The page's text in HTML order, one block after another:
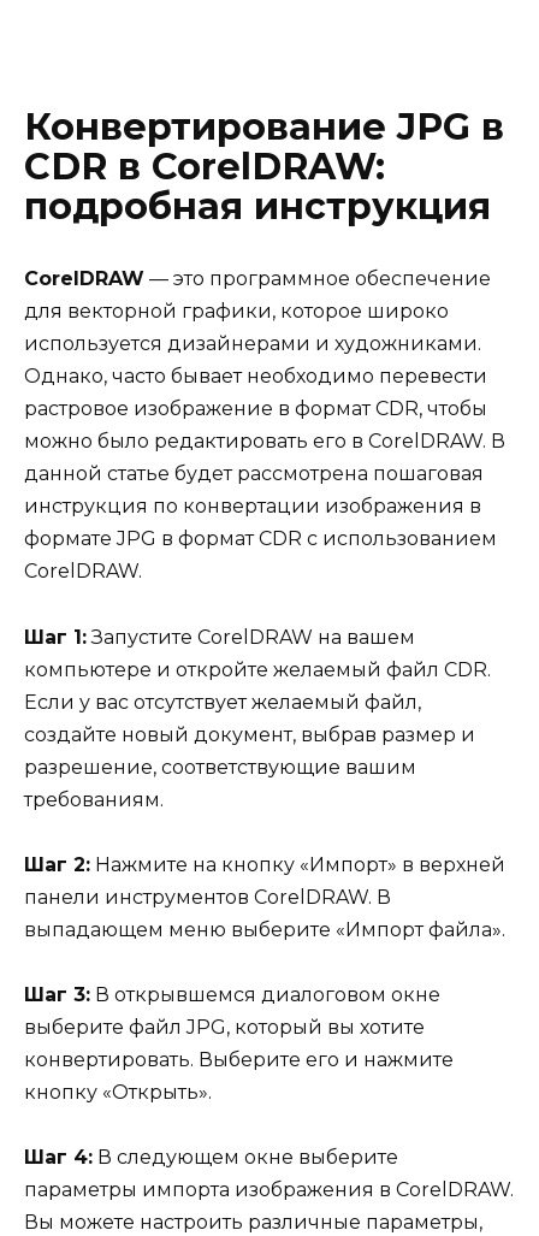
Конвертирование JPG в
CDR в CorelDRAW:
подробная инструкция
CorelDRAW — это программное обеспечение
для векторной графики, которое широко
используется дизайнерами и художниками.
Однако, часто бывает необходимо перевести
растровое изображение в формат CDR, чтобы
можно было редактировать его в CorelDRAW. В
данной статье будет рассмотрена пошаговая
инструкция по конвертации изображения в
формате JPG в формат CDR с использованием
CorelDRAW.
Шаг 1:Запустите CorelDRAW на вашем
компьютере и откройте желаемый файл CDR.
Если у вас отсутствует желаемый файл,
создайте новый документ, выбрав размер и
разрешение, соответствующие вашим
требованиям.
Шаг 2: Нажмите на кнопку «Импорт» в верхней
панели инструментов CorelDRAW. В
выпадающем меню выберите «Импорт файла».
Шаг 3: В открывшемся диалоговом окне
выберите файл JPG, который вы хотите
конвертировать. Выберите его и нажмите
кнопку «Открыть».
Шаг 4: В следующем окне выберите
параметры импорта изображения в CorelDRAW.
Вы можете настроить различные параметры,